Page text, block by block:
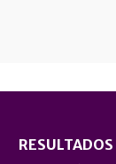
RESULTADOS